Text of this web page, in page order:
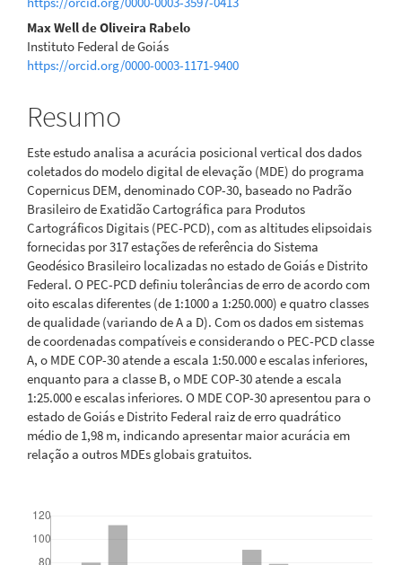
Max Well de Oliveira Rabelo
Instituto Federal de Goiás
https://orcid.org/0000-0003-1171-9400
Resumo
Este estudo analisa a acurácia posicional vertical dos dados
coletados do modelo digital de elevação (MDE) do programa
Copernicus DEM, denominado COP-30, baseado no Padrão
Brasileiro de Exatidão Cartográfica para Produtos
Cartográficos Digitais (PEC-PCD), com as altitudes elipsoidais
fornecidas por 317 estações de referência do Sistema
Geodésico Brasileiro localizadas no estado de Goiás e Distrito
Federal. O PEC-PCD definiu tolerâncias de erro de acordo com
oito escalas diferentes (de 1:1000 a 1:250.000) e quatro classes
de qualidade (variando de A a D). Com os dados em sistemas
de coordenadas compatíveis e considerando o PEC-PCD classe
A, o MDE COP-30 atende a escala 1:50.000 e escalas inferiores,
enquanto para a classe B, o MDE COP-30 atende a escala
1:25.000 e escalas inferiores. O MDE COP-30 apresentou para o
estado de Goiás e Distrito Federal raiz de erro quadrático
médio de 1,98 m, indicando apresentar maior acurácia em
relação a outros MDEs globais gratuitos.